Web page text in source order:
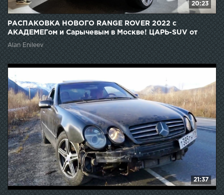
20:23
РАСПАКОВКА НОВОГО RANGE ROVER 2022 с
АКАДЕМЕГом и Сарычевым в Москве! ЦАРЬ-SUV от
LAND ROVER.
Alan Enileev
21:37